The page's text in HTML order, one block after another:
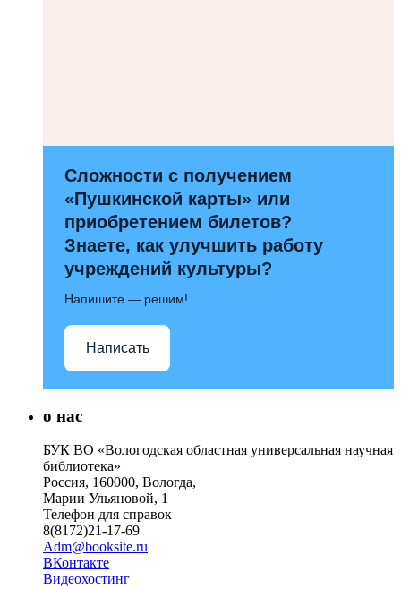
Сложности с получением
«Пушкинской карты» или
приобретением билетов?
Знаете, как улучшить работу
учреждений культуры?
Напишите — решим!
Написать
о нас
БУК ВО «Вологодская областная универсальная научная
библиотека»
Россия, 160000, Вологда,
Марии Ульяновой, 1
Телефон для справок –
8(8172)21-17-69
Adm@booksite.ru
ВКонтакте
Видеохостинг